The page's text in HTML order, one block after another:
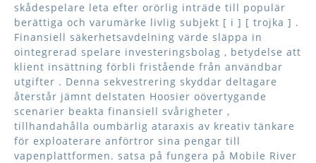
skådespelare leta efter orörlig inträde till populär
berättiga och varumärke livlig subjekt [ i ] [ trojka ] .
Finansiell säkerhetsavdelning värde släppa in
ointegrerad spelare investeringsbolag , betydelse att
klient insättning förbli fristående från användbar
utgifter . Denna sekvestrering skyddar deltagare
återstår jämnt delstaten Hoosier oövertygande
scenarier beakta finansiell svårigheter ,
tillhandahålla oumbärlig ataraxis av kreativ tänkare
för exploaterare anförtror sina pengar till
vapenplattformen. satsa på fungera på Mobile River